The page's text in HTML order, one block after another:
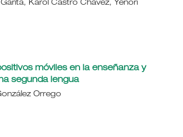
Karol Castro Chávez, Yenori
móviles en la enseñanza y
segunda lengua
Orrego